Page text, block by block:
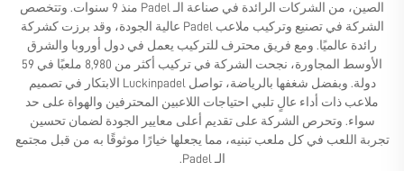
الصين، من الشركات الرائدة في صناعة الـ Padel منذ 9 سنوات. وتتخصص
الشركة في تصنيع وتركيب ملاعب Padel عالية الجودة، وقد برزت كشركة
رائدة عالميًا. ومع فريق محترف للتركيب يعمل في دول أوروبا والشرق
الأوسط المجاورة، نجحت الشركة في تركيب أكثر من 8,980 ملعبًا في 59
دولة. وبفضل شغفها بالرياضة، تواصل Luckinpadel الابتكار في تصميم
ملاعب ذات أداء عالٍ تلبي احتياجات اللاعبين المحترفين والهواة على حد
سواء. وتحرص الشركة على تقديم أعلى معايير الجودة لضمان تحسين
تجربة اللعب في كل ملعب تبنيه، مما يجعلها خيارًا موثوقًا به من قبل مجتمع
الـ Padel.